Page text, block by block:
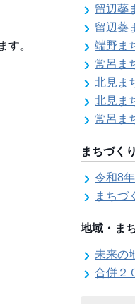
す。
留辺蘂
留辺蘂
端野ま
常呂ま
北見ま
北見ま
常呂ま
まちづく
令和8年度 まちづ
まちづく
地域・ま
未来の地
合併２０年を節